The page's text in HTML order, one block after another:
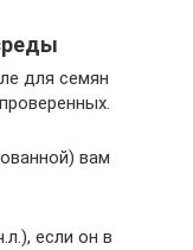
для семян
вам
если он в